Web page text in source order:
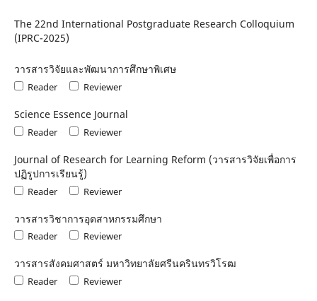
The 22nd International Postgraduate Research Colloquium
(IPRC-2025)
วารสารวิจัยและพัฒนาการศึกษาพิเศษ
Reader Reviewer
Science Essence Journal
Reader Reviewer
Journal of Research for Learning Reform (วารสารวิจัยเพื่อการ
ปฏิรูปการเรียนรู้)
Reader Reviewer
วารสารวิชาการอุตสาหกรรมศึกษา
Reader Reviewer
วารสารสังคมศาสตร์ มหาวิทยาลัยศรีนครินทรวิโรฒ
Reader Reviewer